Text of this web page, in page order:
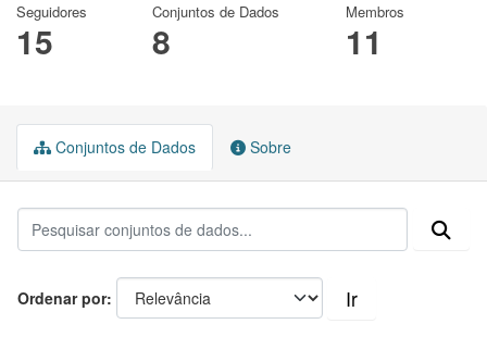
Seguidores
15
Conjuntos de Dados
8
Membros
11
Conjuntos de Dados Sobre
Ordenar por Ir